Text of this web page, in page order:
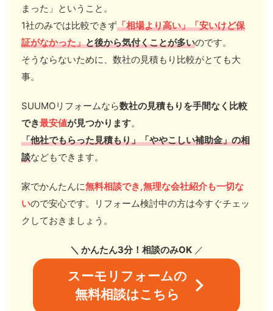
まった」ということ。
1社のみでは比較できず「相場より高い」「安いけど保
証がなかった」と後から気付くことが多いのです。
そうならないために、数社の見積もり比較がとても大
事。
SUUMOリフォームなら数社の見積もりを手間なく比較
でき最安値が見つかります。
「他社でもらった見積もり」「ややこしい補助金」の相
談などもできます。
家でかんたんに無料相談でき,無理な会社紹介も一切な
いので安心です。リフォーム検討中の方は今すぐチェッ
クしておきましょう。
＼ かんたん3分！相談のみOK／
スーモリフォームの
無料相談はこちら